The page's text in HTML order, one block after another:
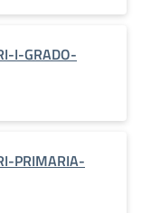
I-GRADO-
PRIMARIA-